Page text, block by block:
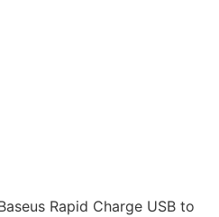
Rapid Charge USB to